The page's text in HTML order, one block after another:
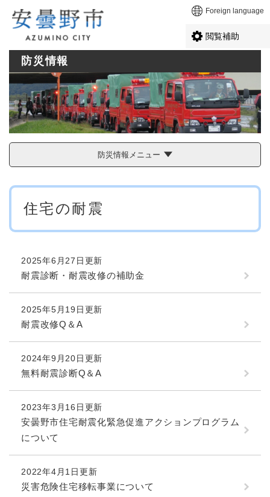
メニューを飛ばして本文へ Foreign language
閲覧補助
防災情報
防災情報メニュー
本
住宅の耐震
2025年6月27日更新
耐震診断・耐震改修の補助金
2025年5月19日更新
耐震改修Q＆A
2024年9月20日更新
無料耐震診断Q＆A
2023年3月16日更新
安曇野市住宅耐震化緊急促進アクションプログラム
について
2022年4月1日更新
災害危険住宅移転事業について